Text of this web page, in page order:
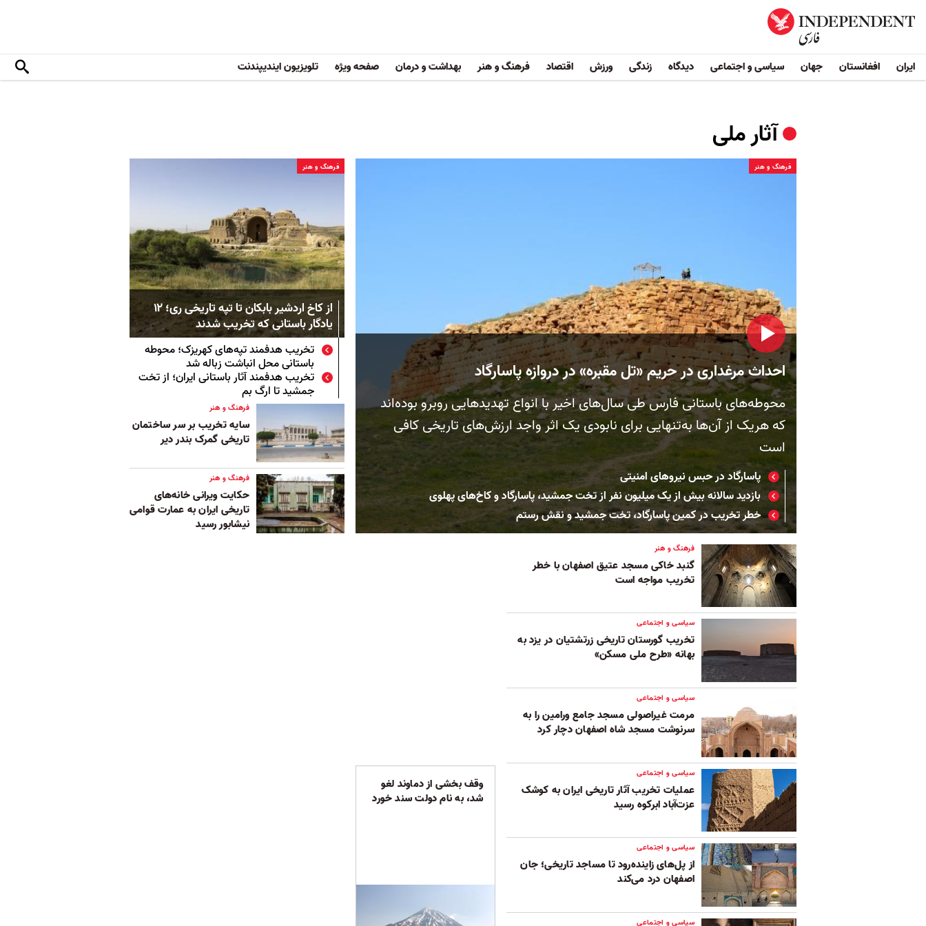
ایران افغانستان جهان سیاسی و اجتماعی دیدگاه زندگی ورزش اقتصاد فرهنگ و هنر بهداشت و درمان صفحه ویژه تلویزیون ایندیپندنت
آثار ملی
فرهنگ و هنر
احداث مرغداری در حریم «تل مقبره» در دروازه پاسارگاد
محوطه‌های باستانی فارس طی سال‌های اخیر با انواع تهدیدهایی روبرو بوده‌اند
که هریک از آن‌ها به‌تنهایی برای نابودی یک اثر واجد ارزش‌های تاریخی کافی
است
پاسارگاد در حبس نیروهای امنیتی
بازدید سالانه بیش از یک میلیون نفر از تخت جمشید، پاسارگاد و کاخ‌های پهلوی
خطر تخریب در کمین پاسارگاد، تخت جمشید و نقش رستم
فرهنگ و هنر
از کاخ اردشیر بابکان تا تپه تاریخی ری؛ ۱۲
یادگار باستانی که تخریب شدند
تخریب هدفمند تپه‌های کهریزک؛ محوطه
باستانی محل انباشت زباله شد
تخریب هدفمند آثار باستانی ایران؛ از تخت
جمشید تا ارگ بم
فرهنگ و هنر
سایه تخریب بر سر ساختمان
تاریخی گمرک بندر دیر
فرهنگ و هنر
حکایت ویرانی خانه‌های
تاریخی ایران به عمارت قوامی
نیشابور رسید
فرهنگ و هنر
گنبد خاکی مسجد عتیق اصفهان با خطر
تخریب مواجه است
سیاسی و اجتماعی
تخریب گورستان تاریخی زرتشتیان در یزد به
بهانه «طرح ملی مسکن»
سیاسی و اجتماعی
مرمت غیراصولی مسجد جامع ورامین را به
سرنوشت مسجد شاه اصفهان دچار کرد
سیاسی و اجتماعی
عملیات تخریب آثار تاریخی ایران به کوشک
عزت‌آباد ابرکوه رسید
سیاسی و اجتماعی
از پل‌های زاینده‌رود تا مساجد تاریخی؛ جان
اصفهان درد می‌کند
سیاسی و اجتماعی
وقف بخشی از دماوند لغو
شد، به نام دولت سند خورد